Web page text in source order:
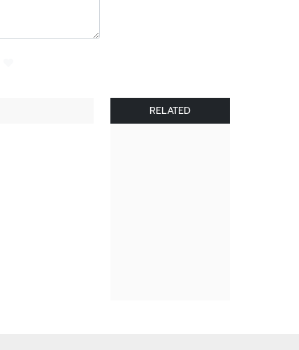
RELATED